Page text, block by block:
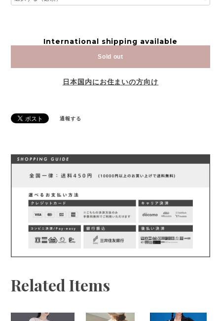
International shipping available
Sold out
日本国内にお住まいの方向け
通報する
Related Items